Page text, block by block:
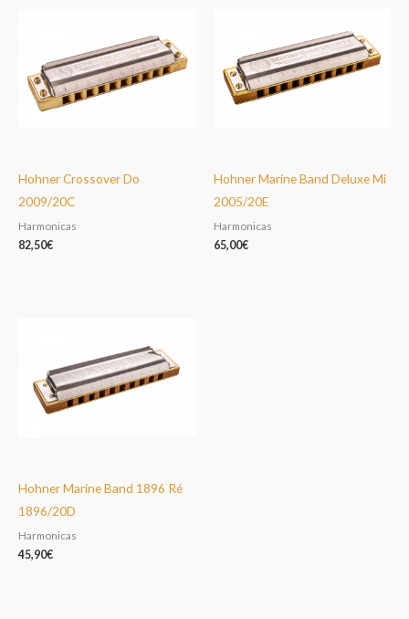
Hohner Crossover Do
2009/20C
Harmonicas
82,50€
Hohner Marine Band Deluxe Mi
2005/20E
Harmonicas
65,00€
Hohner Marine Band 1896 Ré
1896/20D
Harmonicas
45,90€